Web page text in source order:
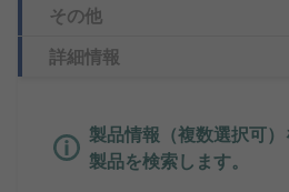
その他
詳細情報
製品情報（複数選択可
製品を検索します。